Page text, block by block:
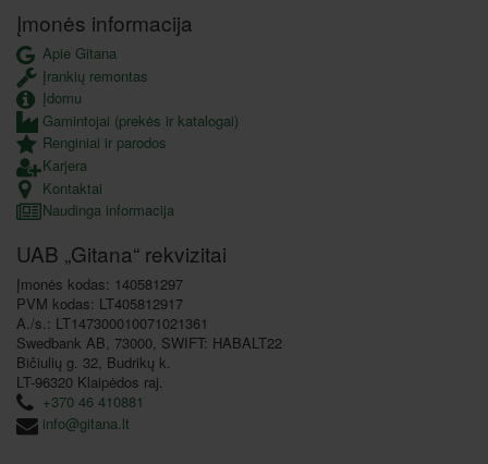
Įmonės informacija
Apie Gitana
Įrankių remontas
Įdomu
Gamintojai (prekės ir katalogai)
Renginiai ir parodos
Karjera
Kontaktai
Naudinga informacija
UAB „Gitana“ rekvizitai
Įmonės kodas: 140581297
PVM kodas: LT405812917
A./s.: LT147300010071021361
Swedbank AB, 73000, SWIFT: HABALT22
Bičiulių g. 32, Budrikų k.
LT-96320 Klaipėdos raj.
+370 46 410881
info@gitana.lt